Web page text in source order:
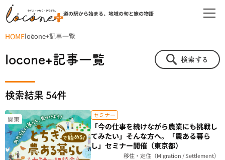
道の駅から始まる、地域の旬と旅の物語
HOMElocone+記事一覧
locone+記事一覧 検索する
検索結果 54件
関東 セミナー
「今の仕事を続けながら農業にも挑戦し
てみたい」そんな方へ。「農ある暮ら
し」セミナー開催（東京都）
移住・定住（Migration / Settlement）